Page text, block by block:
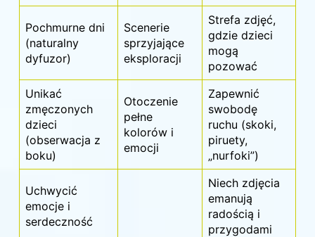
Pochmurne dni
(naturalny
dyfuzor)
Scenerie
sprzyjające
eksploracji
Strefa zdjęć,
gdzie dzieci
mogą
pozować
Unikać
zmęczonych
dzieci
(obserwacja z
boku)
Otoczenie
pełne
kolorów i
emocji
Zapewnić
swobodę
ruchu (skoki,
piruety,
„nurfoki”)
Uchwycić
emocje i
serdeczność
Niech zdjęcia
emanują
radością i
przygodami